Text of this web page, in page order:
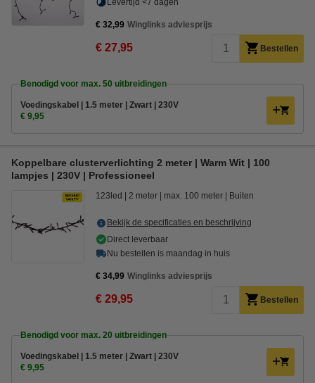
Levertijd <7 dagen
€ 32,99 Winglinks adviesprijs
€ 27,95 Bestellen
Benodigd voor max. 50 uitbreidingen
Voedingskabel | 1.5 meter | Zwart | 230V
€ 9,95
Koppelbare clusterverlichting 2 meter | Warm Wit | 100
lampjes | 230V | Professioneel
123led 2 meter max. 100 meter Buiten
Bekijk de specificaties en beschrijving
Direct leverbaar
Nu bestellen is maandag in huis
€ 34,99 Winglinks adviesprijs
€ 29,95 Bestellen
Benodigd voor max. 20 uitbreidingen
Voedingskabel | 1.5 meter | Zwart | 230V
€ 9,95